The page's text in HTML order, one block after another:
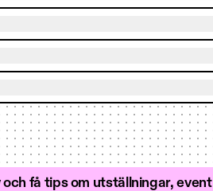
få tips om utställningar, event